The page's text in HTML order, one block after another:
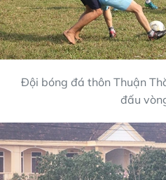
Đội bóng đá thôn Thuận
đấu